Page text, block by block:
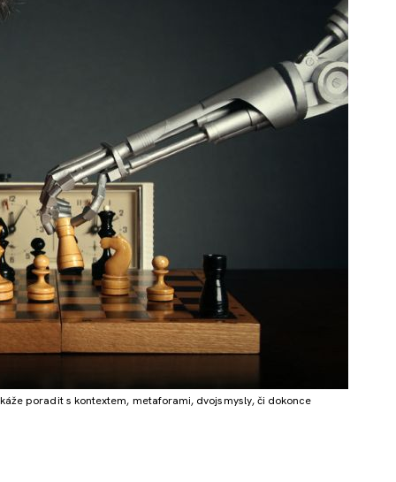
poradit s kontextem, metaforami, dvojsmysly, či dokonce